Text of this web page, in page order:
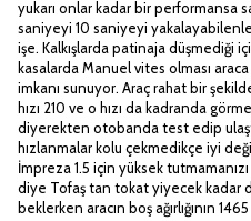
yukarı onlar kadar bir performansa
saniyeyi 10 saniyeyi
işe. Kalkışlarda patinaja düşmediği
kasalarda Manuel vites olması
imkanı sunuyor. Araç rahat bir
hızı 210 ve o hızı da kadranda
diyerekten otobanda test edip
hızlanmalar kolu çekmedikçe iyi
İmpreza 1.5 için yüksek
diye Tofaş tan tokat yiyecek kadar
beklerken aracın boş ağırlığının